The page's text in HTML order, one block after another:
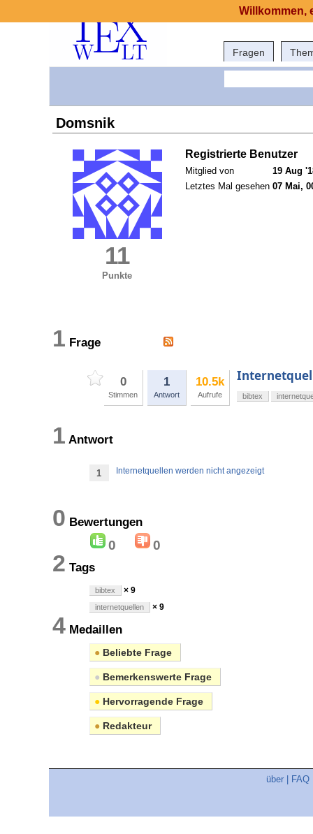
Fragen
Domsnik
11
Punkte
Registrierte Benutzer
Mitglied von
19 Aug
Letztes Mal gesehen 07 Mai,
1 Frage
0
Stimmen
1
Antwort
10.5k
Aufrufe bibtex
1 Antwort
1 Internetquellen werden nicht angezeigt
0 Bewertungen
0 0
2 Tags
bibtex × 9
internetquellen × 9
4 Medaillen
● Beliebte Frage
● Bemerkenswerte Frage
● Hervorragende Frage
● Redakteur
über FAQ
Willkommen,